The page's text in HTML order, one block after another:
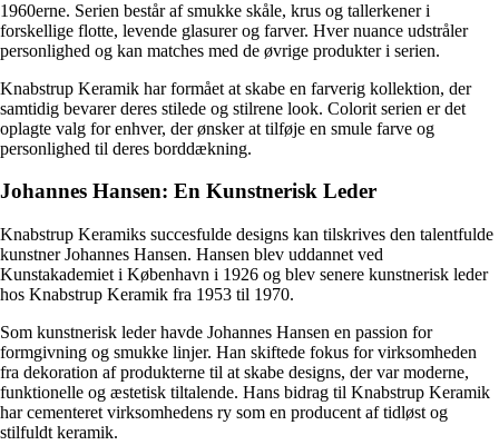
1960erne. Serien består af smukke skåle, krus og tallerkener i
forskellige flotte, levende glasurer og farver. Hver nuance udstråler
personlighed og kan matches med de øvrige produkter i serien.
Knabstrup Keramik har formået at skabe en farverig kollektion, der
samtidig bevarer deres stilede og stilrene look. Colorit serien er det
oplagte valg for enhver, der ønsker at tilføje en smule farve og
personlighed til deres borddækning.
Johannes Hansen: En Kunstnerisk Leder
Knabstrup Keramiks succesfulde designs kan tilskrives den talentfulde
kunstner Johannes Hansen. Hansen blev uddannet ved
Kunstakademiet i København i 1926 og blev senere kunstnerisk leder
hos Knabstrup Keramik fra 1953 til 1970.
Som kunstnerisk leder havde Johannes Hansen en passion for
formgivning og smukke linjer. Han skiftede fokus for virksomheden
fra dekoration af produkterne til at skabe designs, der var moderne,
funktionelle og æstetisk tiltalende. Hans bidrag til Knabstrup Keramik
har cementeret virksomhedens ry som en producent af tidløst og
stilfuldt keramik.